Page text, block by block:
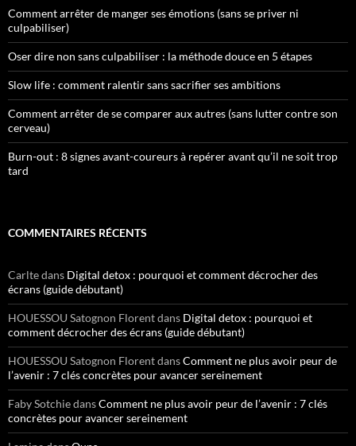
Comment arrêter de manger ses émotions (sans se priver ni
culpabiliser)
Oser dire non sans culpabiliser : la méthode douce en 5 étapes
Slow life : comment ralentir sans sacrifier ses ambitions
Comment arrêter de se comparer aux autres (sans lutter contre son
cerveau)
Burn-out : 8 signes avant-coureurs à repérer avant qu’il ne soit trop
tard
COMMENTAIRES RÉCENTS
Carltedans Digital detox : pourquoi et comment décrocher des
écrans (guide débutant)
HOUESSOU Satognon Florentdans Digital detox : pourquoi et
comment décrocher des écrans (guide débutant)
HOUESSOU Satognon FlorentdansComment ne plus avoir peur de
l’avenir : 7 clés concrètes pour avancer sereinement
Faby SotchiedansComment ne plus avoir peur de l’avenir : 7 clés
concrètes pour avancer sereinement